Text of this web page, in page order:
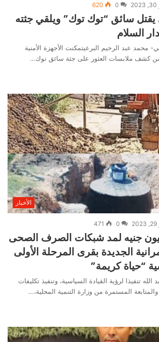
0
620
سائق “توك توك” ويلقي جثته
السلام
محمد عبد الرحيم البرعيتمكنت الأجهزة الأمنية
كشف ملابسات العثور على جثة سائق توك…
الأخبار
0
471
: ٣٥ مليون جنيه لمد شبكات الصرف الصحى
الجديدة بقرى المرحلة الأولى
“حياة كريمة”
تنفيذا لرؤية القيادة السياسية، وتنفيذ تكليفات
المستمرة من وزارة التنمية المحلية،…